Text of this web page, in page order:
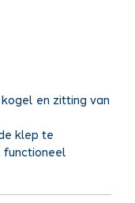
en zitting van
klep te
functioneel